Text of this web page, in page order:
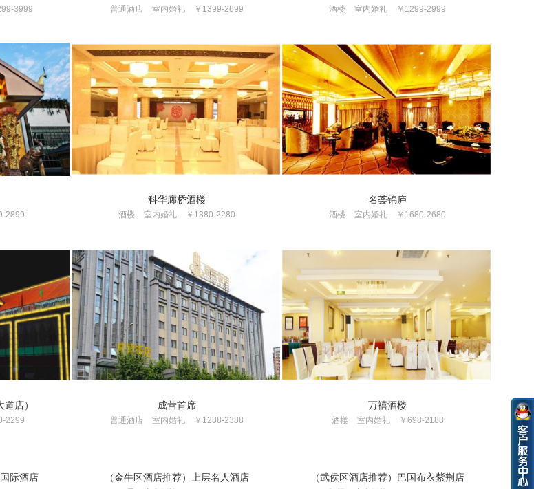
3999 普通酒店 室内婚礼 ￥1399-2699 酒楼 室内婚礼 ￥1299-2999
2899
科华廊桥酒楼
酒楼 室内婚礼 ￥1380-2280
名荟锦庐
酒楼 室内婚礼 ￥1680-2680
店）
2299
成营首席
普通酒店 室内婚礼 ￥1288-2388
万禧酒楼
酒楼 室内婚礼 ￥698-2188